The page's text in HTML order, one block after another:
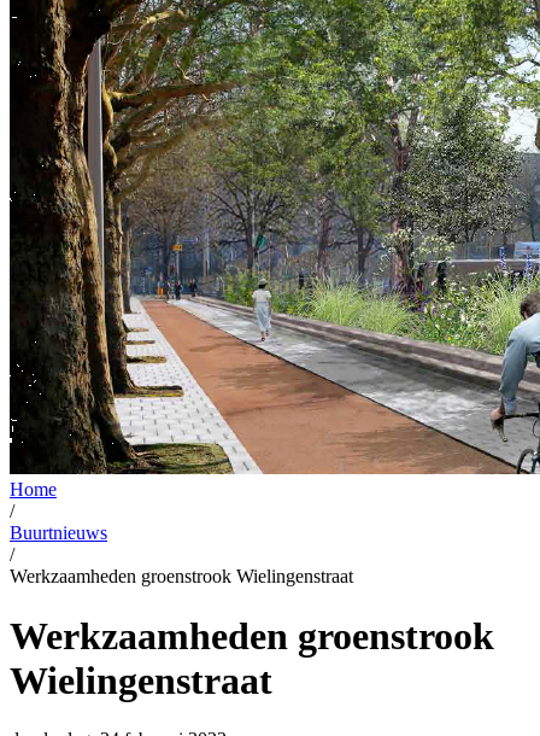
Home
/
Buurtnieuws
/
Werkzaamheden groenstrook Wielingenstraat
Werkzaamheden groenstrook
Wielingenstraat